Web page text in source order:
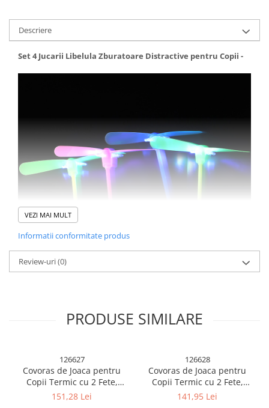
Descriere
Set 4 Jucarii Libelula Zburatoare Distractive pentru Copii -
魔法书的魔力是在自由的情况下设置的 4 种语言诽谤性的！塑料制
VEZI MAI MULT
Informatii conformitate produs
Review-uri(0)
PRODUSE SIMILARE
126627
Covoras de Joaca pentru
Copii Termic cu 2 Fete,
Model Ursule?i si Delfini, cu
151,28 Lei
126628
Covoras de Joaca pentru
Copii Termic cu 2 Fete,
Model Girafe si Pinguini, cu
141,95 Lei